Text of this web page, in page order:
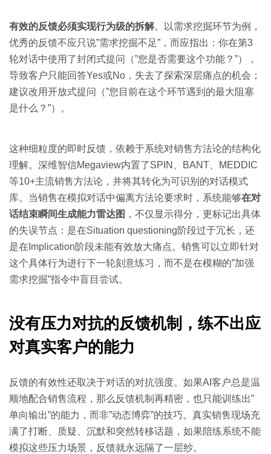
有效的反馈必须实现行为级的拆解。以需求挖掘环节为例，
优秀的反馈不应只说”需求挖掘不足”，而应指出：你在第3
轮对话中使用了封闭式提问（”您是否需要这个功能？”），
导致客户只能回答Yes或No，失去了探索深层痛点的机会；
建议改用开放式提问（”您目前在这个环节遇到的最大阻塞
是什么？”）。
这种细粒度的即时反馈，依赖于系统对销售方法论的结构化
理解。深维智信Megaview内置了SPIN、BANT、MEDDIC
等10+主流销售方法论，并将其转化为可识别的对话模式
库。当销售在模拟对话中偏离方法论要求时，系统能够在对
话结束瞬间生成能力雷达图 ，不仅显示得分，更标记出具体
的失误节点：是在Situation questioning阶段过于冗长，还
是在Implication阶段未能有效放大痛点。销售可以立即针对
这个具体行为进行下一轮刻意练习，而不是在模糊的”加强
需求挖掘”指令中盲目尝试。
没有压力对抗的反馈机制，练不出应
对真实客户的能力
反馈的有效性还取决于对话的对抗强度。如果AI客户总是温
顺地配合销售流程，那么反馈机制再精密，也只能训练出”
单向输出”的能力，而非”动态博弈”的技巧。真实销售现场充
满了打断、质疑、沉默和突然转移话题，如果陪练系统不能
模拟这些压力场景，反馈就永远隔了一层纱。